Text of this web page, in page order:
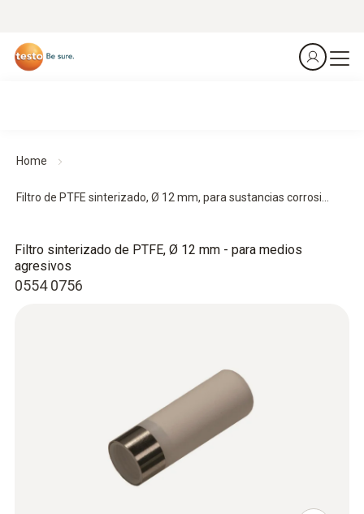
Home
Filtro de PTFE sinterizado, Ø 12 mm, para sustancias corrosi...
0554 0756
Filtro sinterizado de PTFE, Ø 12 mm - para medios
agresivos